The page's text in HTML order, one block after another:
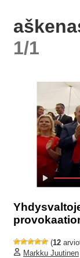
1/1
(12
Markku Juutinen